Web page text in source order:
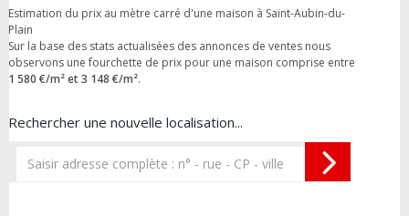
Estimation du prix au mètre carré d'une maison à Saint-Aubin-du-
Plain
Sur la base des stats actualisées des annonces de ventes nous
observons une fourchette de prix pour une maison comprise entre
1 580 €/m² et 3 148 €/m².
Rechercher une nouvelle localisation...